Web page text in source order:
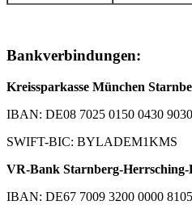
Bankverbindungen:
Kreissparkasse München
IBAN: DE08 7025 0150 0430
SWIFT-BIC: BYLADEM1KMS
VR-Bank Starnberg-Herrsching-
IBAN: DE67 7009 3200 0000